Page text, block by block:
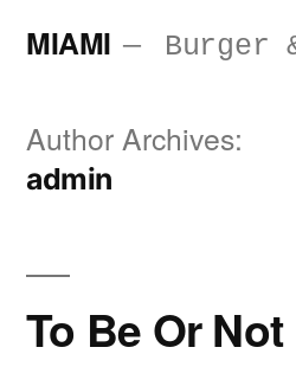
conteúdo
MIAMI Burger
Author Archives:
admin
To Be Or Not